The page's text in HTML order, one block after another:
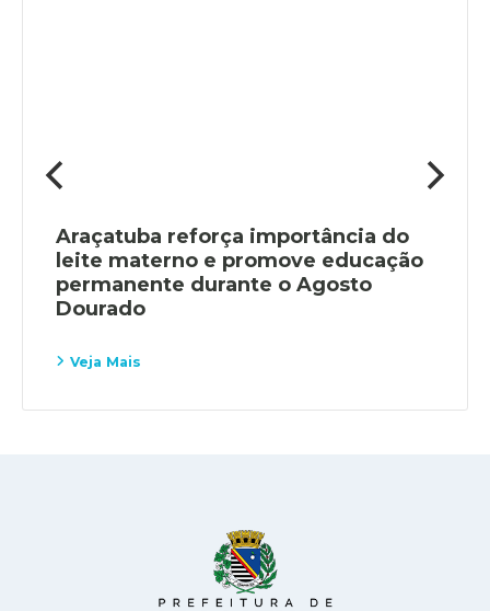
Araçatuba reforça importância do
leite materno e promove educação
permanente durante o Agosto
Dourado
Veja Mais